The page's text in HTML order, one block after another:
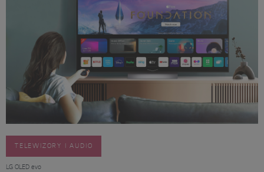
TELEWIZORY I AUDIO
LG OLED evo